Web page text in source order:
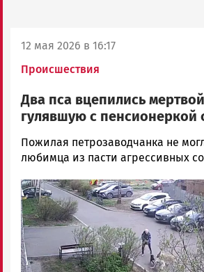
12 мая 2026 в 16:17
Происшествия
Два пса вцепились
гулявшую с пенсионеркой
Ольга
Гаврилова
Петрозаводска
и
Карелии
|
Петрозаводск
ГОВОРИТ
Пожилая петрозаводчанка не
любимца из пасти агрессивных
Image